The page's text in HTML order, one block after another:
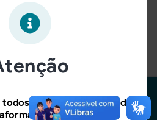
expirada!
páginaBuscar Oportunidades.
os serviços oferecidos
são gratuitos.